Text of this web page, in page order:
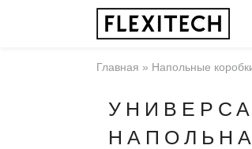
Главная » Напольные